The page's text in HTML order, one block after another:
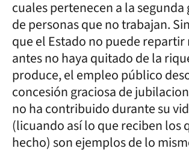
cuales pertenecen a la segunda
de personas que no trabajan.
que el Estado no puede repartir
antes no haya quitado de la
produce, el empleo público
concesión graciosa de
no ha contribuido durante su
(licuando así lo que reciben los
hecho) son ejemplos de lo